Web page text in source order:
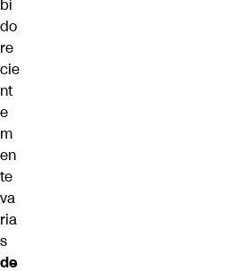
bi
do
re
cie
nt
e
m
en
te
va
ria
s
de